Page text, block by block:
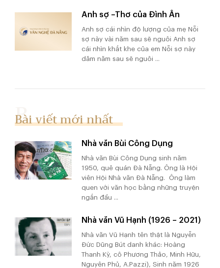
Anh sợ –Thơ của Đình Ân
Anh sợ cái nhìn độ lượng của mẹ Nỗi
sợ này vài năm sau sẽ nguôi Anh sợ
cái nhìn khắt khe của em Nỗi sợ này
dăm năm sau sẽ nguôi ...
Bài viết mới nhất
Nhà văn Bùi Công Dụng
Nhà văn Bùi Công Dụng sinh năm
1950, quê quán Đà Nẵng. Ông là Hội
viên Hội Nhà văn Đà Nẵng. Ông làm
quen với văn học bằng những truyện
ngắn đầu ...
Nhà văn Vũ Hạnh (1926 – 2021)
Nhà văn Vũ Hạnh tên thật là Nguyễn
Đức Dũng Bút danh khác: Hoàng
Thanh Kỳ, cô Phương Thảo, Minh Hữu,
Nguyên Phủ, A.Pazzi), Sinh năm 1926